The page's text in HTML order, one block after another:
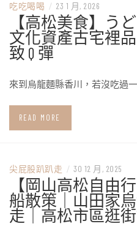
吃吃喝喝 / 23 1 月, 2026
【高松美食】う
文化資產古宅裡
致 Q 彈
來到烏龍麵縣香川，若沒吃過
READ MORE
尖屁股趴趴走 / 30 12 月, 2025
【岡山高松自由
船散策｜山田家
走｜高松市區逛